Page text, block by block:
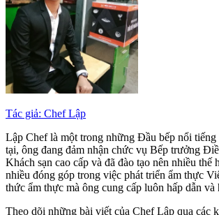
Tác giả: Chef Lập
Lập Chef là một trong những Đầu bếp nổi
tại, ông đang đảm nhận chức vụ Bếp trưởng
Khách sạn cao cấp và đã đào tạo nên nhiều thế
nhiều đóng góp trong việc phát triển ẩm thực
thức ẩm thực mà ông cung cấp luôn hấp dẫn
Theo dõi những bài viết của Chef Lập qua các